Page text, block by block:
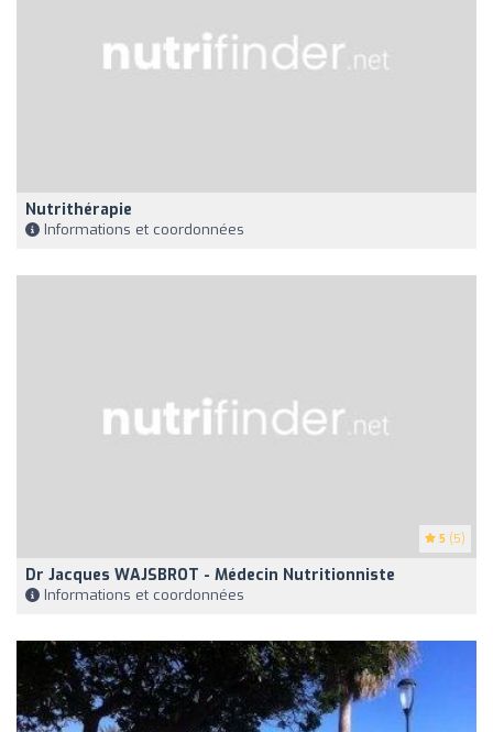
Nutrithérapie
Informations et coordonnées
5 (5)
Dr Jacques WAJSBROT - Médecin Nutritionniste
Informations et coordonnées